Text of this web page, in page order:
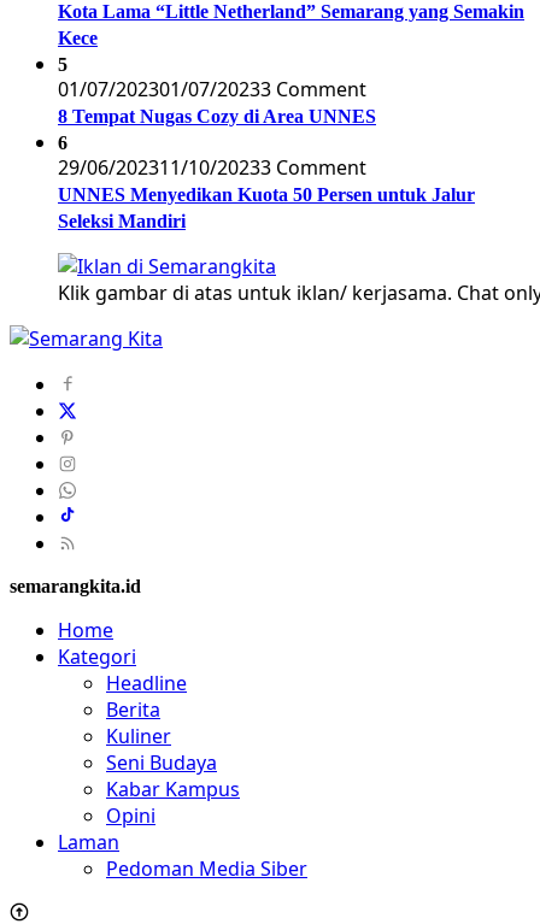
Kota Lama “Little Netherland” Semarang yang Semakin
Kece
5
01/07/202301/07/20233 Comment
8 Tempat Nugas Cozy di Area UNNES
6
29/06/202311/10/20233 Comment
UNNES Menyedikan Kuota 50 Persen untuk Jalur
Seleksi Mandiri
Klik gambar di atas untuk iklan/ kerjasama. Chat
semarangkita.id
Home
Kategori
Headline
Berita
Kuliner
Seni Budaya
Kabar Kampus
Opini
Laman
Pedoman Media Siber